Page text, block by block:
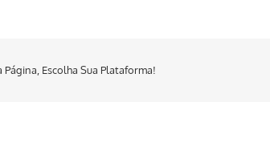
Escolha Sua Plataforma!